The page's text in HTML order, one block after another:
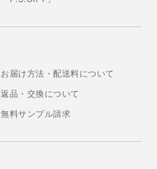
お届け方法・配送料について
返品・交換について
無料サンプル請求